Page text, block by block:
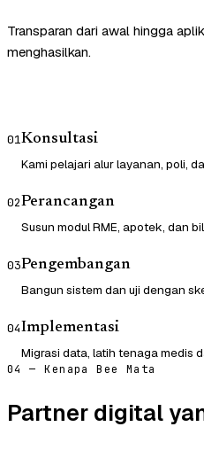
Transparan dari awal hingga
menghasilkan.
01Konsultasi
Kami pelajari alur layanan, poli,
02Perancangan
Susun modul RME, apotek, dan
03Pengembangan
Bangun sistem dan uji dengan
04Implementasi
Migrasi data, latih tenaga medis
04 — Kenapa Bee Mata
Partner digital